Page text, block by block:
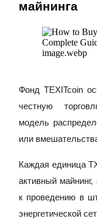
Станьте копи-
Наслаждайтесь
Анализ
майнинга
Фонд TEXITcoin
честную
модель
или
Каждая единица
активный
к проведению в
энергетической